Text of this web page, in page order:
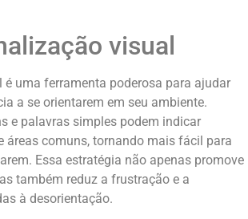
visual
uma ferramenta poderosa para ajudar
a se orientarem em seu ambiente.
e palavras simples podem indicar
áreas comuns, tornando mais fácil para
Essa estratégia não apenas promove
também reduz a frustração e a
à desorientação.